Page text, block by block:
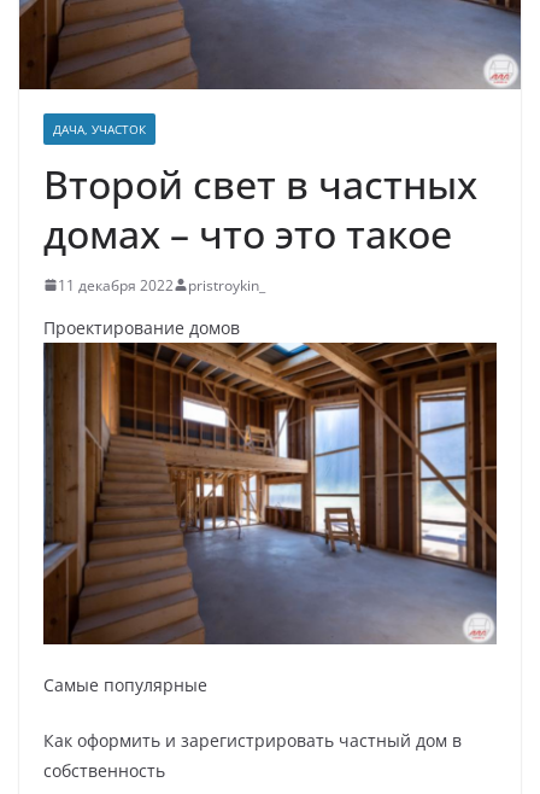
ДАЧА, УЧАСТОК
Второй свет в частных
домах – что это такое
11 декабря 2022 pristroykin_
Проектирование домов
Самые популярные
Как оформить и зарегистрировать частный дом в
собственность